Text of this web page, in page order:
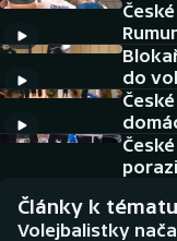
Cyklistika
DALŠÍ SPORTY
Americký fotbal
Baseball a softbal
Basketbal
NEPŘEHLÉDNĚTE
Historické návraty
do
Články k tématu
Volejbalistky